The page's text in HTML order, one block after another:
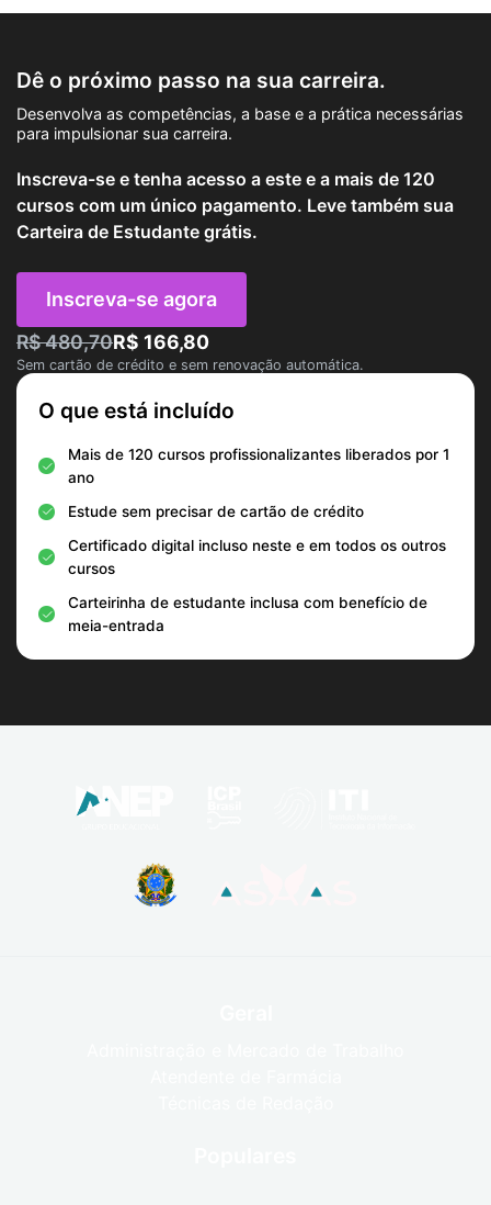
Dê o próximo passo na sua carreira.
Desenvolva as competências, a base e a prática necessárias
para impulsionar sua carreira.
Inscreva-se e tenha acesso a este e a mais de 120
cursos com um único pagamento. Leve também sua
Carteira de Estudante grátis.
Inscreva-se agora
R$ 480,70R$ 166,80
Sem cartão de crédito e sem renovação automática.
O que está incluído
Mais de 120 cursos profissionalizantes liberados por 1
ano
Estude sem precisar de cartão de crédito
Certificado digital incluso neste e em todos os outros
cursos
Carteirinha de estudante inclusa com benefício de
meia-entrada